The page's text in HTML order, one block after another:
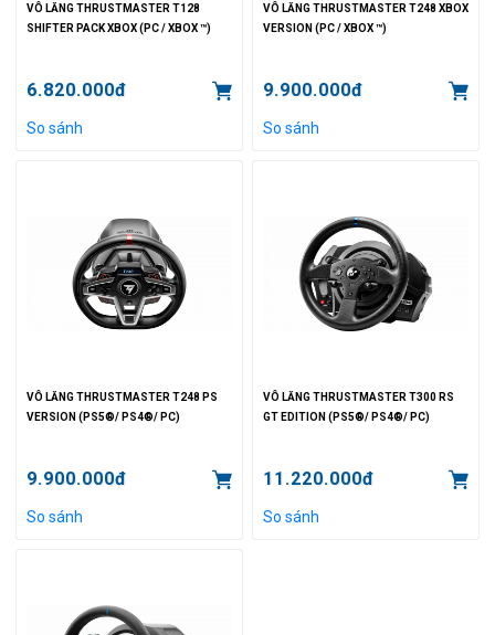
VÔ LĂNG THRUSTMASTER T128
SHIFTER PACK XBOX (PC / XBOX ™)
6.820.000đ
So sánh
VÔ LĂNG THRUSTMASTER T248 XBOX
VERSION (PC / XBOX ™)
9.900.000đ
So sánh
VÔ LĂNG THRUSTMASTER T248 PS
VERSION (PS5®/ PS4®/ PC)
9.900.000đ
So sánh
VÔ LĂNG THRUSTMASTER T300 RS
GT EDITION (PS5®/ PS4®/ PC)
11.220.000đ
So sánh